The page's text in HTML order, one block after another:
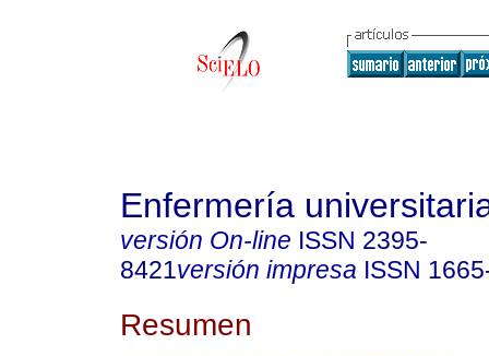
Enfermería
versión On-line ISSN 2395-
8421versión impresa ISSN
Resumen